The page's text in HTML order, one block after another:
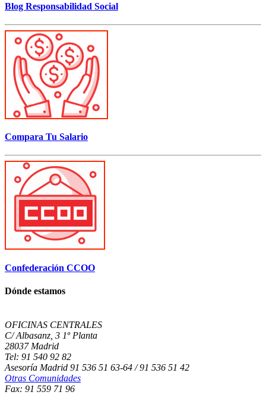
Blog Responsabilidad Social
Compara Tu Salario
Confederación CCOO
Dónde estamos
OFICINAS CENTRALES
C/ Albasanz, 3 1º Planta
28037 Madrid
Tel: 91 540 92 82
Asesoría Madrid 91 536 51 63-64 / 91 536 51 42
Otras Comunidades
Fax: 91 559 71 96